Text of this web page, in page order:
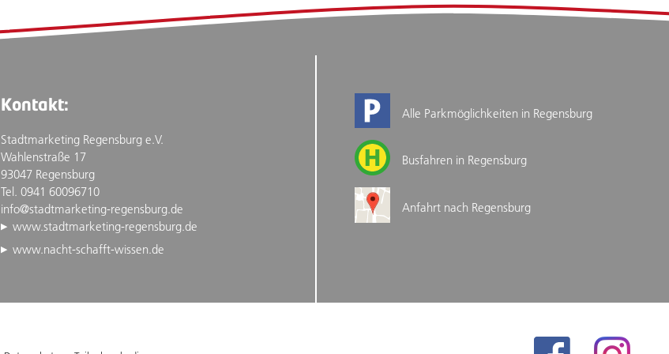
Kontakt:
Stadtmarketing Regensburg e.V.
Wahlenstraße 17
93047 Regensburg
Tel. 0941 60096710
info@stadtmarketing-regensburg.de
www.stadtmarketing-regensburg.de
www.nacht-schafft-wissen.de
Alle Parkmöglichkeiten in Regensburg
Busfahren in Regensburg
Anfahrt nach Regensburg